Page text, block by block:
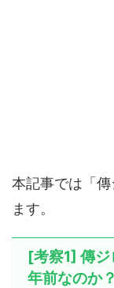
本記事では「
ます。
[考察1] 傳
年前なのか？